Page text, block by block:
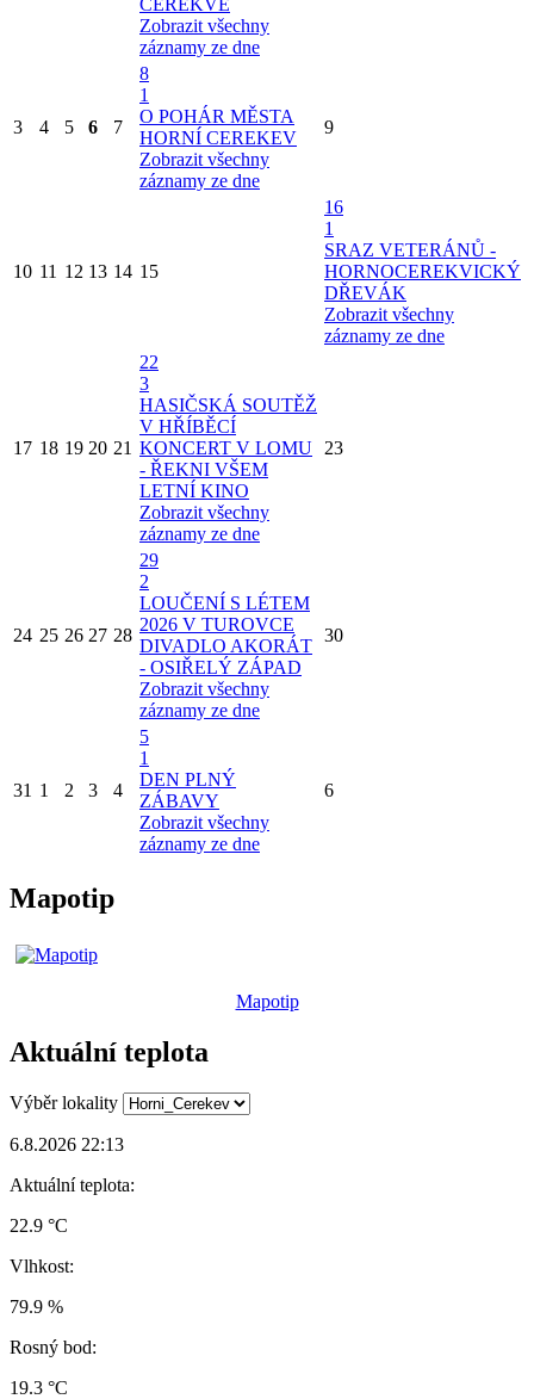
CEREKVE
Zobrazit všechny
záznamy ze dne
3 4 5 6 7
8
1
O POHÁR MĚSTA
HORNÍ CEREKEV
Zobrazit všechny
záznamy ze dne
9
10 11 12 13 14 15
16
1
SRAZ VETERÁNŮ -
HORNOCEREKVICKÝ
DŘEVÁK
Zobrazit všechny
záznamy ze dne
17 18 19 20 21
22
3
HASIČSKÁ SOUTĚŽ
V HŘÍBĚCÍ
KONCERT V LOMU
- ŘEKNI VŠEM
LETNÍ KINO
Zobrazit všechny
záznamy ze dne
23
24 25 26 27 28
29
2
LOUČENÍ S LÉTEM
2026 V TUROVCE
DIVADLO AKORÁT
- OSIŘELÝ ZÁPAD
Zobrazit všechny
záznamy ze dne
30
31 1 2 3 4
5
1
DEN PLNÝ
ZÁBAVY
Zobrazit všechny
záznamy ze dne
6
Mapotip
Mapotip
Aktuální teplota
Výběr lokality
6.8.2026 22:13
Aktuální teplota:
22.9 °C
Vlhkost:
79.9 %
Rosný bod:
19.3 °C